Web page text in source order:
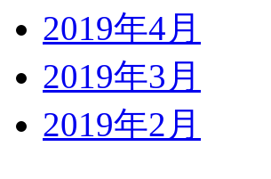
2019年4月
2019年3月
2019年2月